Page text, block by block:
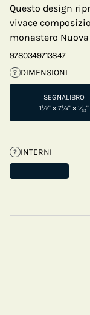
Questo design
vivace
monastero
9780349713847
? DIMENSIONI
SEGNALIBRO
1½" × 7¼" × ¹⁄₃₂"
? INTERNI